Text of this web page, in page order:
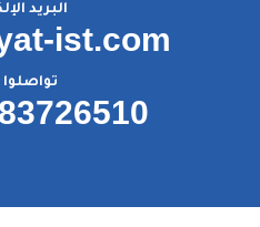
البريد
ist.com